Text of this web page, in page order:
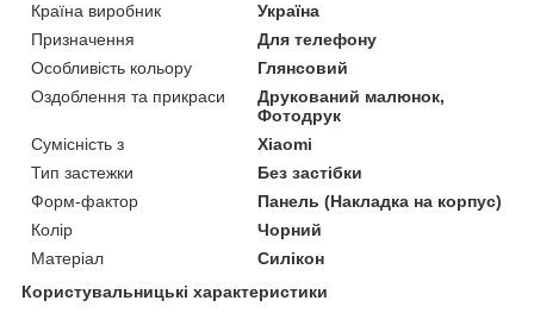
Країна виробник
Україна
Призначення
Для телефону
Особливість кольору
Глянсовий
Оздоблення та прикраси
Друкований малюнок,
Фотодрук
Сумісність з
Xiaomi
Тип застежки
Без застібки
Форм-фактор
Панель (Накладка на корпус)
Колір
Чорний
Матеріал
Силікон
Користувальницькі характеристики